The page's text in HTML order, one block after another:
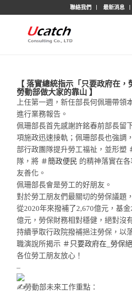
聯絡我們 最新消息
【 落實總統指示「只要政府在，
勞動部做大家的靠山 】
上任第一週，新任部長何佩珊帶領
進行業務報告。
佩珊部長首先感謝許銘春前部長留
項施政迅速接軌；佩珊部長也強調
部行政團隊提升勞工福祉，並形塑
隊，將 ＃簡政便民 的精神落實在
友善化。
佩珊部長會是勞工的好朋友。
對於勞工朋友們最關切的勞保議題
從2020年來撥補了2,670億元，基
億元，勞保財務相對穩健，絕對沒
持續爭取行政院撥補挹注勞保，以
職演說所揭示 ＃只要政府在_勞保
各位勞工朋友放心！
–
勞動部未來工作重點：